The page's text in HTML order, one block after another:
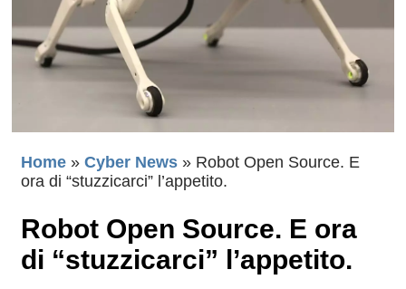
Home » Cyber News » Robot Open Source. E
ora di “stuzzicarci” l’appetito.
Robot Open Source. E ora
di “stuzzicarci” l’appetito.